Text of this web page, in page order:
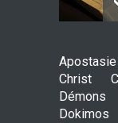
Apostasie
Christ
Démons
Dokimos